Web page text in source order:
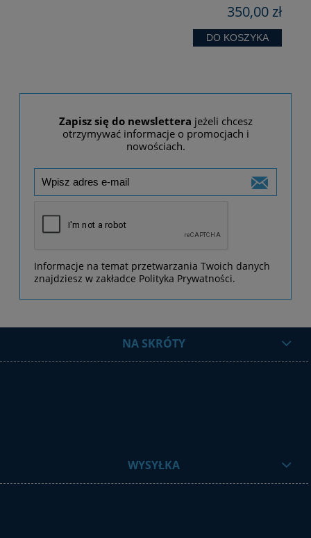
350,00 zł
DO KOSZYKA
Zapisz się do newslettera jeżeli chcesz
otrzymywać informacje o promocjach i
nowościach.
Informacje na temat przetwarzania Twoich danych
znajdziesz w zakładce Polityka Prywatności.
NA SKRÓTY
WYSYŁKA